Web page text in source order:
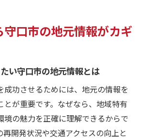
口市の地元情報がカギ
い守口市の地元情報とは
成功させるためには、地元の情報を
とが重要です。なぜなら、地域特有
境の魅力を正確に理解できるからで
再開発状況や交通アクセスの向上と